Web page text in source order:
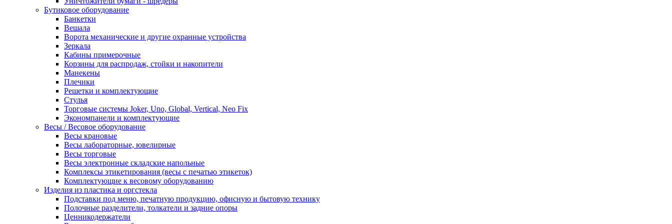
Бутиковое оборудование
Банкетки
Вешала
Ворота механические и другие охранные устройства
Зеркала
Кабины примерочные
Корзины для распродаж, стойки и накопители
Манекены
Плечики
Решетки и комплектующие
Стулья
Торговые системы Joker, Uno, Global, Vertical, Neo Fix
Экономпанели и комплектующие
Весы / Весовое оборудование
Весы крановые
Весы лабораторные, ювелирные
Весы торговые
Весы электронные складские напольные
Комплексы этикетирования (весы с печатью этикеток)
Комплектующие к весовому оборудованию
Изделия из пластика и оргстекла
Подставки под меню, печатную продукцию, офисную и бытовую технику
Полочные разделители, толкатели и задние опоры
Ценникодержатели